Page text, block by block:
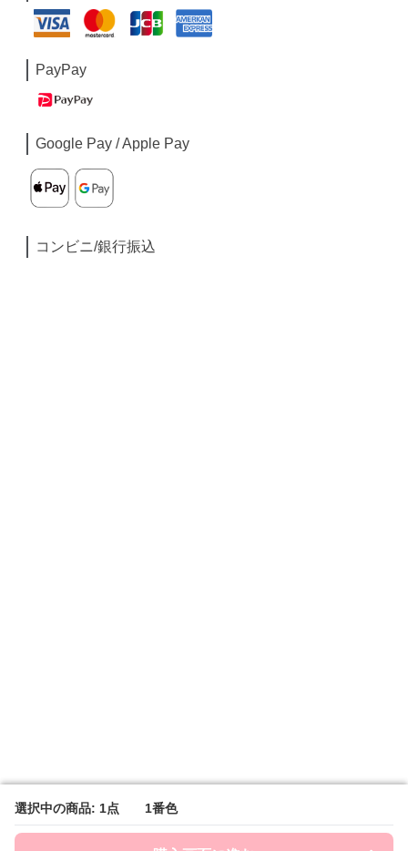
選択中の商品: 1点 1番色
選択中の商品: 1点 1番色
PayPay
Google Pay / Apple Pay
コンビニ/銀行振込